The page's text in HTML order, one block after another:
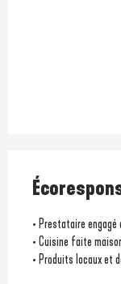
• Prestataire engagé
• Cuisine faite
• Produits locaux et